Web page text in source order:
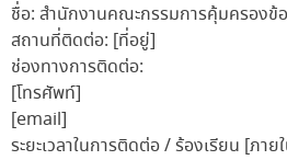
ชื่อ: สำนักงานคณะกรรมการคุ้มครองข้
สถานที่ติดต่อ: [ที่อยู่]
ช่องทางการติดต่อ:
[โทรศัพท์]
[email]
ระยะเวลาในการติดต่อ / ร้องเรียน [ภาย